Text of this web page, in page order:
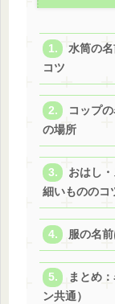
水筒の
コツ
コップ
の場所
おはし
細いもののコ
服の名
まとめ
ン共通）